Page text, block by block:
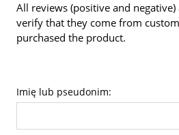
All reviews (positive and
verify that they come from
purchased the product.
Imię lub pseudonim: